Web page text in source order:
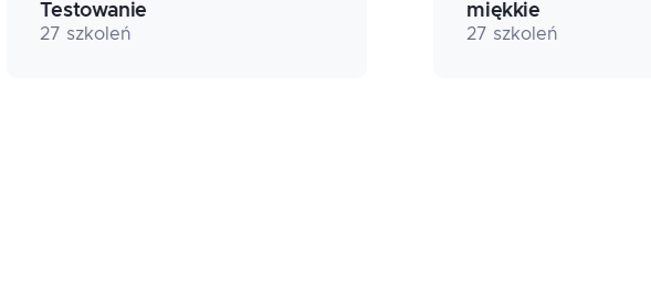
Testowanie
27 szkoleń
miękkie
27 szkoleń